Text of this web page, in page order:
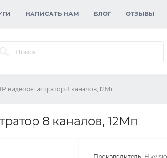
НАПИСАТЬ НАМ БЛОГ ОТЗЫВЫ
видеорегистратор 8 каналов, 12Мп
8 каналов, 12Мп
Производитель: